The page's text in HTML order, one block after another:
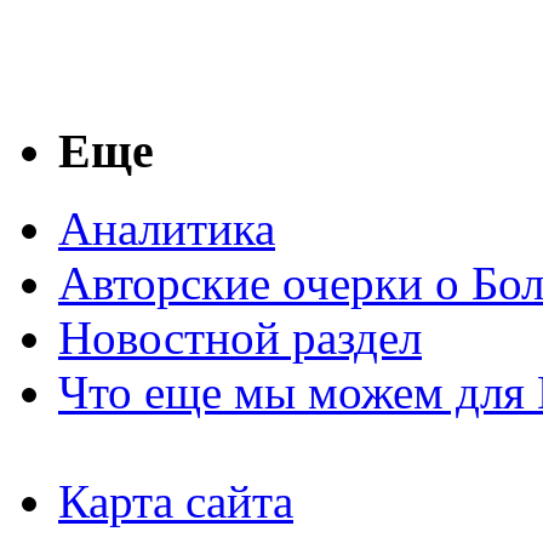
Еще
Аналитика
Авторские очерки о
Новостной раздел
Что еще мы можем для
Карта сайта